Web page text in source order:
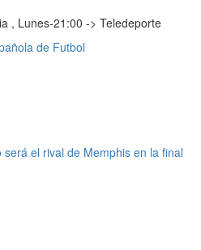
, Lunes-21:00 -> Teledeporte
de Futbol
el rival de Memphis en la final